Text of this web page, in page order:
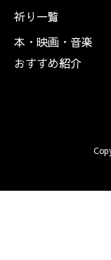
祈り一覧
本・映画・音楽
おすすめ紹介